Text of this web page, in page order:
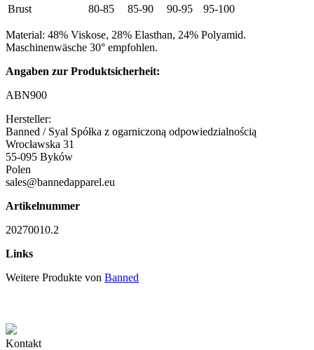
Brust
80-85 85-90 90-95 95-100
Material: 48% Viskose, 28% Elasthan, 24% Polyamid.
Maschinenwäsche 30° empfohlen.
Angaben zur Produktsicherheit:
ABN900
Hersteller:
Banned / Syal Spółka z ogarniczoną odpowiedzialnością
Wrocławska 31
55-095 Byków
Polen
sales@bannedapparel.eu
Artikelnummer
20270010.2
Links
Weitere Produkte von Banned
Kontakt